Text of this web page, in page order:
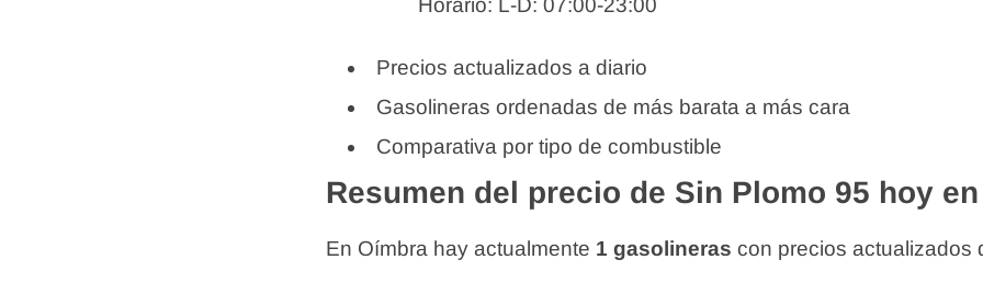
Horario: L-D: 07:00-23:00
Precios actualizados a diario
Gasolineras ordenadas de más barata a más cara
Comparativa por tipo de combustible
Resumen del precio de Sin Plomo 95 hoy
En Oímbra hay actualmente 1 gasolineras con precios actualizados